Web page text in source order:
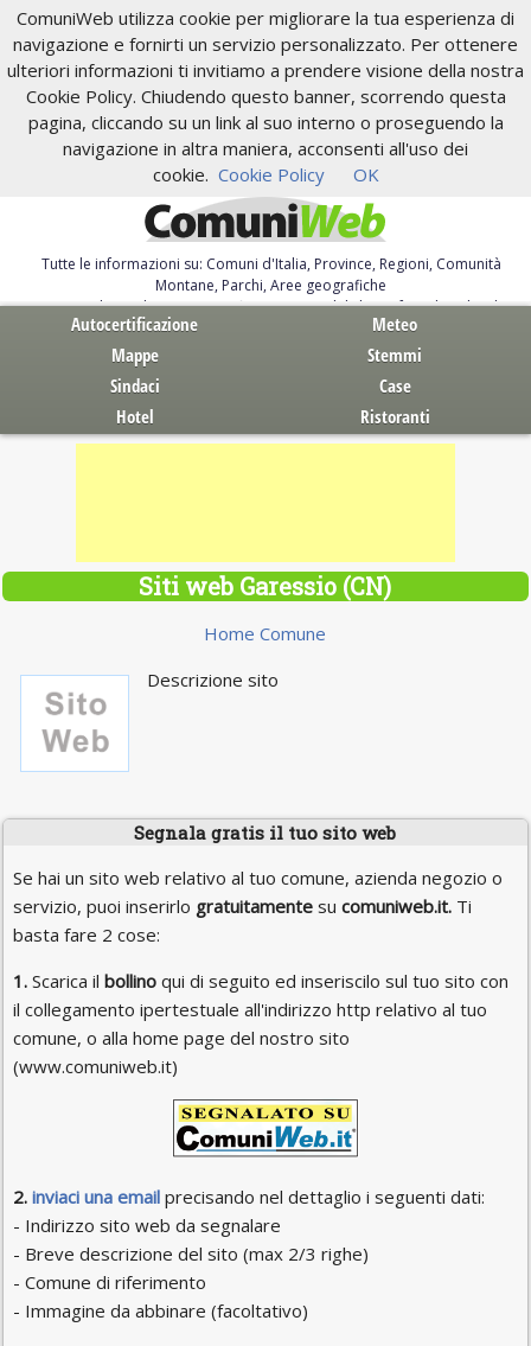
ComuniWeb utilizza cookie per migliorare la tua esperienza di
navigazione e fornirti un servizio personalizzato. Per ottenere
ulteriori informazioni ti invitiamo a prendere visione della nostra
Cookie Policy. Chiudendo questo banner, scorrendo questa
pagina, cliccando su un link al suo interno o proseguendo la
navigazione in altra maniera, acconsenti all'uso dei
cookie. Cookie Policy OK
Tutte le informazioni su: Comuni d'Italia, Province, Regioni, Comunità
Montane, Parchi, Aree geografiche
Servizi al Cittadino. Autocertificazione, moduli, leggi, free download
Autocertificazione
Meteo
Mappe
Stemmi
Sindaci
Case
Hotel
Ristoranti
Siti web Garessio (CN)
Home Comune
Descrizione sito
Segnala gratis il tuo sito web
Se hai un sito web relativo al tuo comune, azienda negozio o
servizio, puoi inserirlo gratuitamentesu comuniweb.it.Ti
basta fare 2 cose:
1.Scarica il bollinoqui di seguito ed inseriscilo sul tuo sito con
il collegamento ipertestuale all'indirizzo http relativo al tuo
comune, o alla home page del nostro sito
(www.comuniweb.it)
2. inviaci una emailprecisando nel dettaglio i seguenti dati:
- Indirizzo sito web da segnalare
- Breve descrizione del sito (max 2/3 righe)
- Comune di riferimento
- Immagine da abbinare (facoltativo)